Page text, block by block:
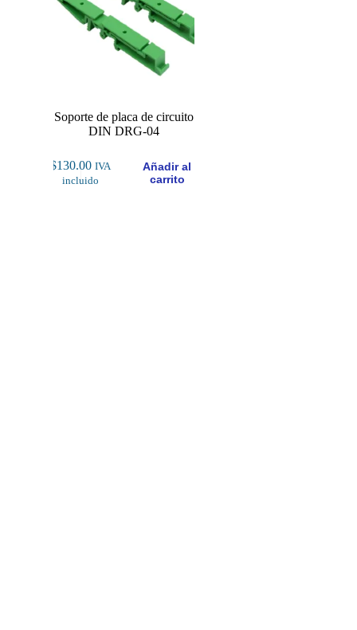
Soporte de placa de circuito
DIN DRG-04
$130.00 IVA
incluido
Añadir al
carrito